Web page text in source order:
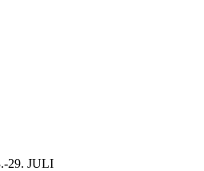
29. JULI